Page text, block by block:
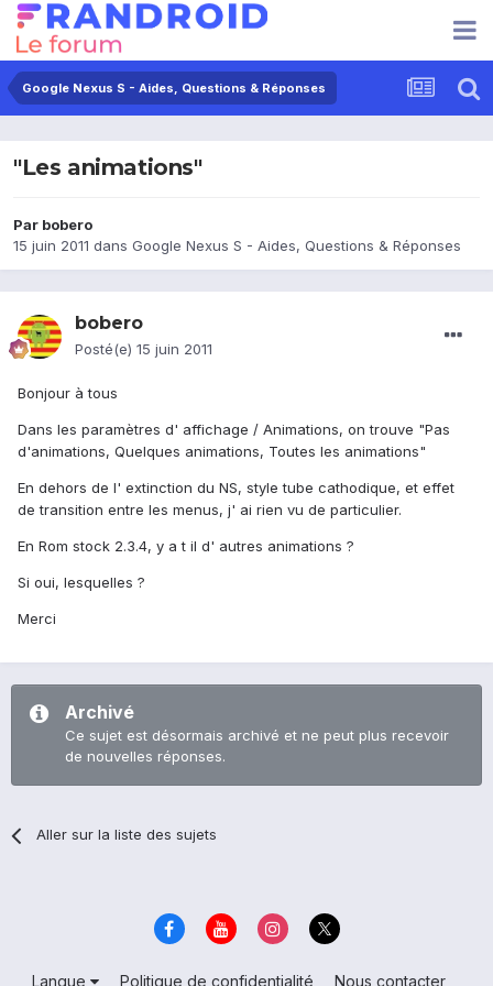
Google Nexus S - Aides, Questions & Réponses
"Les animations"
Par bobero
15 juin 2011 dans Google Nexus S - Aides, Questions & Réponses
bobero
Posté(e) 15 juin 2011
Bonjour à tous
Dans les paramètres d' affichage / Animations, on trouve "Pas
d'animations, Quelques animations, Toutes les animations"
En dehors de l' extinction du NS, style tube cathodique, et effet
de transition entre les menus, j' ai rien vu de particulier.
En Rom stock 2.3.4, y a t il d' autres animations ?
Si oui, lesquelles ?
Merci
Archivé
Ce sujet est désormais archivé et ne peut plus recevoir
de nouvelles réponses.
Aller sur la liste des sujets
Langue Politique de confidentialité Nous contacter